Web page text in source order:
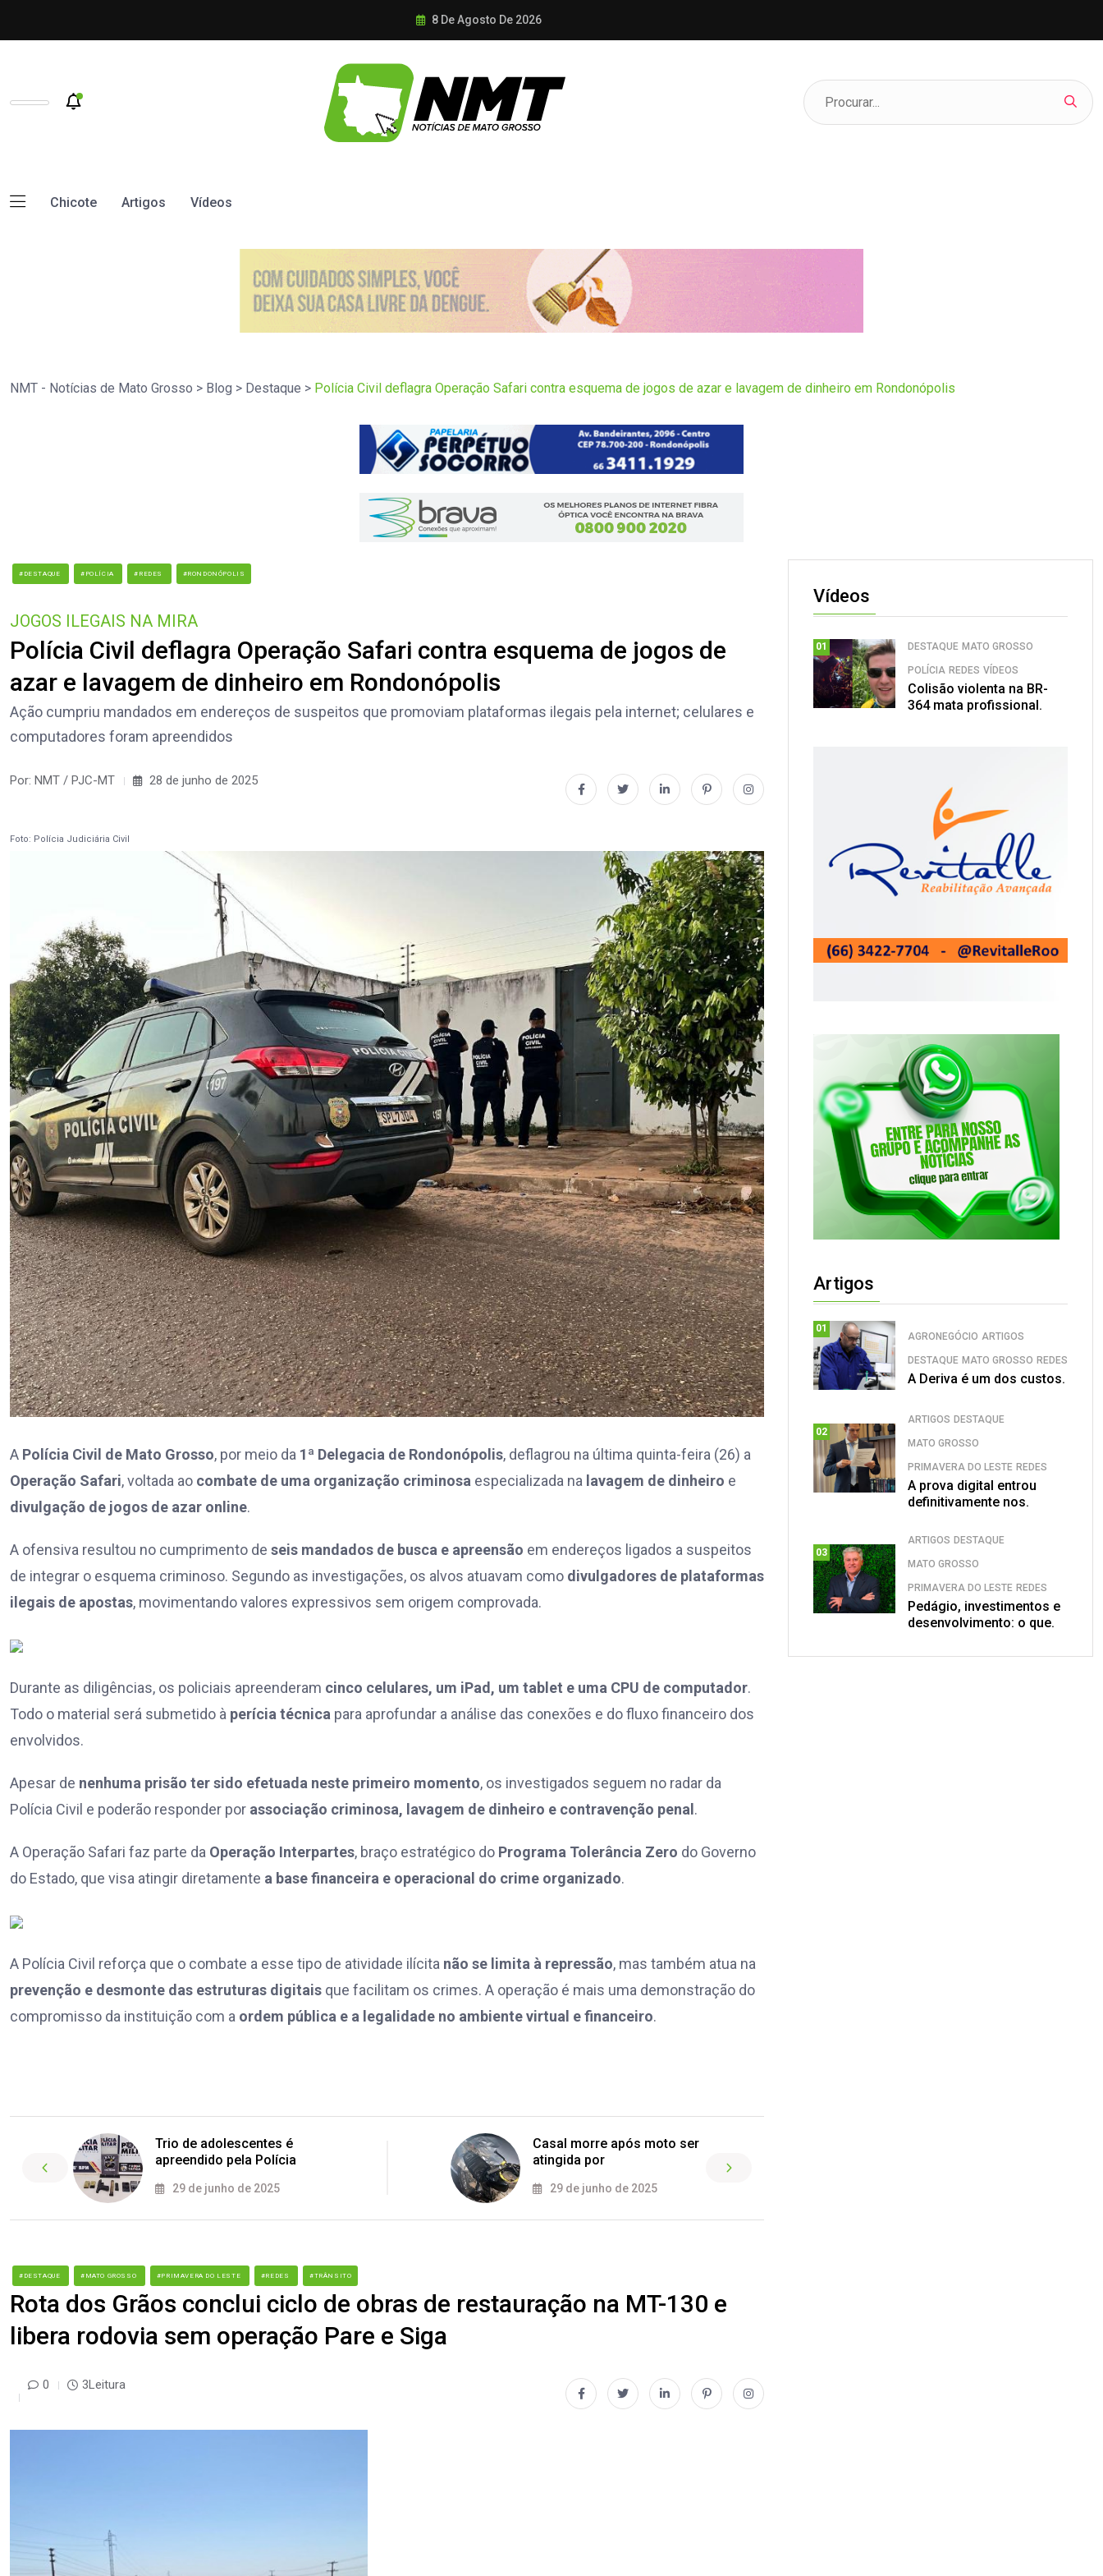
8 De Agosto De 2026
Chicote Artigos Vídeos
NMT - Notícias de Mato Grosso > Blog > Destaque > Polícia Civil deflagra Operação Safari contra esquema de jogos de azar e lavagem de dinheiro em Rondonópolis
#DESTAQUE #POLÍCIA #REDES #RONDONÓPOLIS
JOGOS ILEGAIS NA MIRA
Polícia Civil deflagra Operação Safari contra esquema de jogos de
azar e lavagem de dinheiro em Rondonópolis
Ação cumpriu mandados em endereços de suspeitos que promoviam plataformas ilegais pela internet; celulares e
computadores foram apreendidos
Por: NMT / PJC-MT 28 de junho de 2025
Foto: Polícia Judiciária Civil
A Polícia Civil de Mato Grosso, por meio da 1ª Delegacia de Rondonópolis, deflagrou na última quinta-feira (26) a
Operação Safari, voltada ao combate de uma organização criminosa especializada na lavagem de dinheiro e
divulgação de jogos de azar online.
A ofensiva resultou no cumprimento de seis mandados de busca e apreensão em endereços ligados a suspeitos
de integrar o esquema criminoso. Segundo as investigações, os alvos atuavam como divulgadores de plataformas
ilegais de apostas, movimentando valores expressivos sem origem comprovada.
Durante as diligências, os policiais apreenderam cinco celulares, um iPad, um tablet e uma CPU de computador.
Todo o material será submetido à perícia técnica para aprofundar a análise das conexões e do fluxo financeiro dos
envolvidos.
Apesar de nenhuma prisão ter sido efetuada neste primeiro momento, os investigados seguem no radar da
Polícia Civil e poderão responder por associação criminosa, lavagem de dinheiro e contravenção penal .
A Operação Safari faz parte da Operação Interpartes, braço estratégico do Programa Tolerância Zero do Governo
do Estado, que visa atingir diretamente a base financeira e operacional do crime organizado.
A Polícia Civil reforça que o combate a esse tipo de atividade ilícita não se limita à repressão, mas também atua na
prevenção e desmonte das estruturas digitais que facilitam os crimes. A operação é mais uma demonstração do
compromisso da instituição com a ordem pública e a legalidade no ambiente virtual e financeiro.
Trio de adolescentes é
apreendido pela Polícia
29 de junho de 2025
Casal morre após moto ser
atingida por
29 de junho de 2025
#DESTAQUE #MATO GROSSO #PRIMAVERA DO LESTE #REDES #TRÂNSITO
Rota dos Grãos conclui ciclo de obras de restauração na MT-130 e
libera rodovia sem operação Pare e Siga
0 3Leitura
Vídeos
01 DESTAQUE MATO GROSSO
POLÍCIA REDES VÍDEOS
Colisão violenta na BR-
364 mata profissional.
Artigos
01
AGRONEGÓCIO ARTIGOS
DESTAQUE MATO GROSSO REDES
A Deriva é um dos custos.
02
ARTIGOS DESTAQUE
MATO GROSSO
PRIMAVERA DO LESTE REDES
A prova digital entrou
definitivamente nos.
03
ARTIGOS DESTAQUE
MATO GROSSO
PRIMAVERA DO LESTE REDES
Pedágio, investimentos e
desenvolvimento: o que.